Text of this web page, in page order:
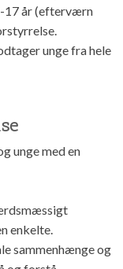
17 år (efterværn
unge fra hele
unge med en
enkelte.
sammenhænge og